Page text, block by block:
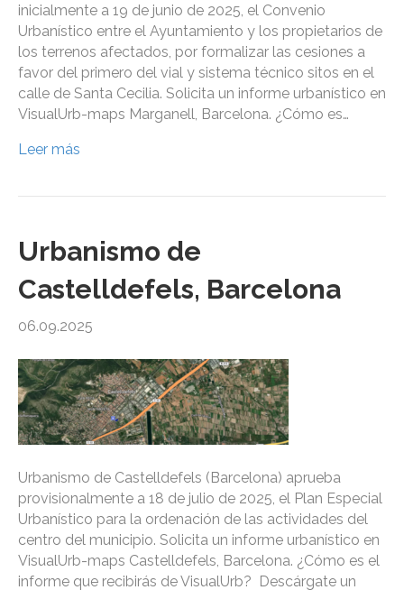
inicialmente a 19 de junio de 2025, el Convenio
Urbanístico entre el Ayuntamiento y los propietarios de
los terrenos afectados, por formalizar las cesiones a
favor del primero del vial y sistema técnico sitos en el
calle de Santa Cecilia. Solicita un informe urbanístico en
VisualUrb-maps Marganell, Barcelona. ¿Cómo es…
Leer más
Urbanismo de
Castelldefels, Barcelona
06.09.2025
Urbanismo de Castelldefels (Barcelona) aprueba
provisionalmente a 18 de julio de 2025, el Plan Especial
Urbanístico para la ordenación de las actividades del
centro del municipio. Solicita un informe urbanístico en
VisualUrb-maps Castelldefels, Barcelona. ¿Cómo es el
informe que recibirás de VisualUrb? Descárgate un